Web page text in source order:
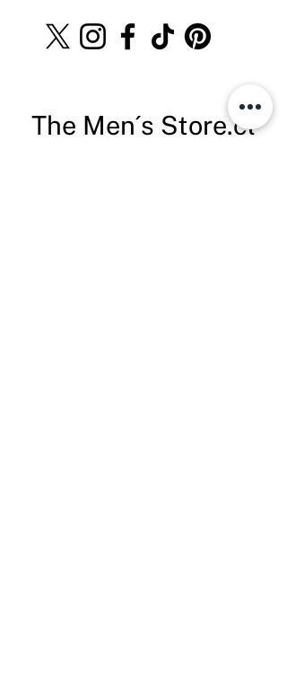
The Men´s Store.cl